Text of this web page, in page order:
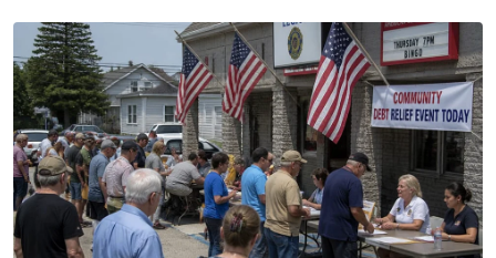
“Ini juga harapan ibu bapa saya, mereka
jugalah yang bertanggungjawab membawa
saya ke Pusat Latihan Tahfiz Integrasi An Nur
ini,” katanya.
PTI yang dijalankan Yayasan Dana Kebajikan
Muslim Malaysia (YDKMM) ini sudah